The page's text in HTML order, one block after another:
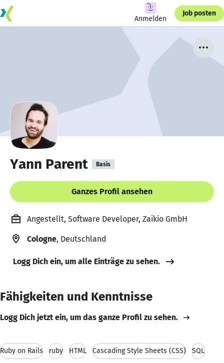
Anmelden
Job posten
Yann Parent Basis
Ganzes Profil ansehen
Angestellt, Software Developer, Zaikio GmbH
Cologne, Deutschland
Logg Dich ein, um alle Einträge zu sehen.
Fähigkeiten und Kenntnisse
Logg Dich jetzt ein, um das ganze Profil zu sehen.
Ruby on Rails ruby HTML Cascading Style Sheets (CSS) SQL